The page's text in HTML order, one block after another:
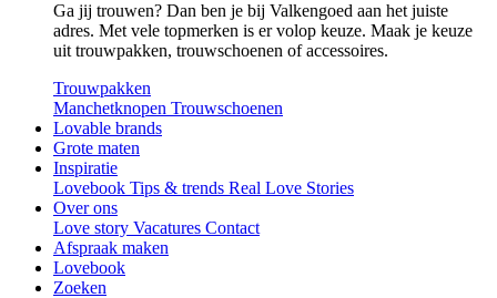
Ga jij trouwen? Dan ben je bij Valkengoed aan het juiste
adres. Met vele topmerken is er volop keuze. Maak je keuze
uit trouwpakken, trouwschoenen of accessoires.
Trouwpakken
Manchetknopen Trouwschoenen
Lovable brands
Grote maten
Inspiratie
Lovebook Tips & trends Real Love Stories
Over ons
Love story Vacatures Contact
Afspraak maken
Lovebook
Zoeken